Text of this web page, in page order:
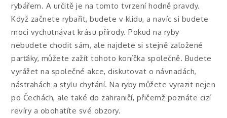
rybářem. A určitě je na tomto tvrzení hodně pravdy.
Když začnete rybařit, budete v klidu, a navíc si budete
moci vychutnávat krásu přírody. Pokud na ryby
nebudete chodit sám, ale najdete si stejně založené
parťáky, můžete zažít tohoto koníčka společně. Budete
vyrážet na společné akce, diskutovat o návnadách,
nástrahách a stylu chytání. Na ryby můžete vyrazit nejen
po Čechách, ale také do zahraničí, přičemž poznáte cizí
revíry a obohatíte své obzory.